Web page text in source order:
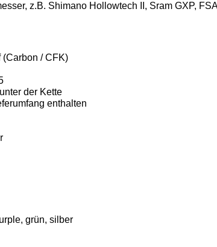
z.B. Shimano Hollowtech II, Sram GXP,
(Carbon / CFK)
der Kette
enthalten
grün, silber